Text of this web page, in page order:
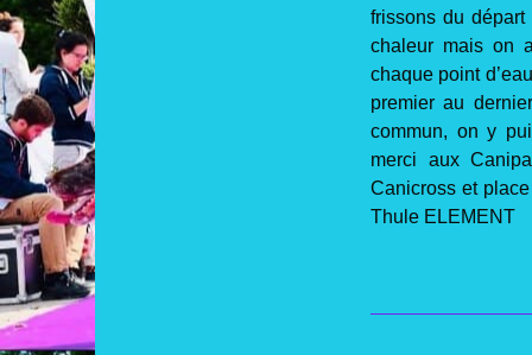
frissons du
chaleur mais on
chaque point
premier au
commun, on y
merci aux
Canicross et
Thule ELEMENT